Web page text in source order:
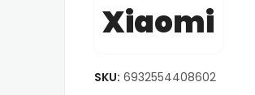
Xiaomi
SKU: 6932554408602